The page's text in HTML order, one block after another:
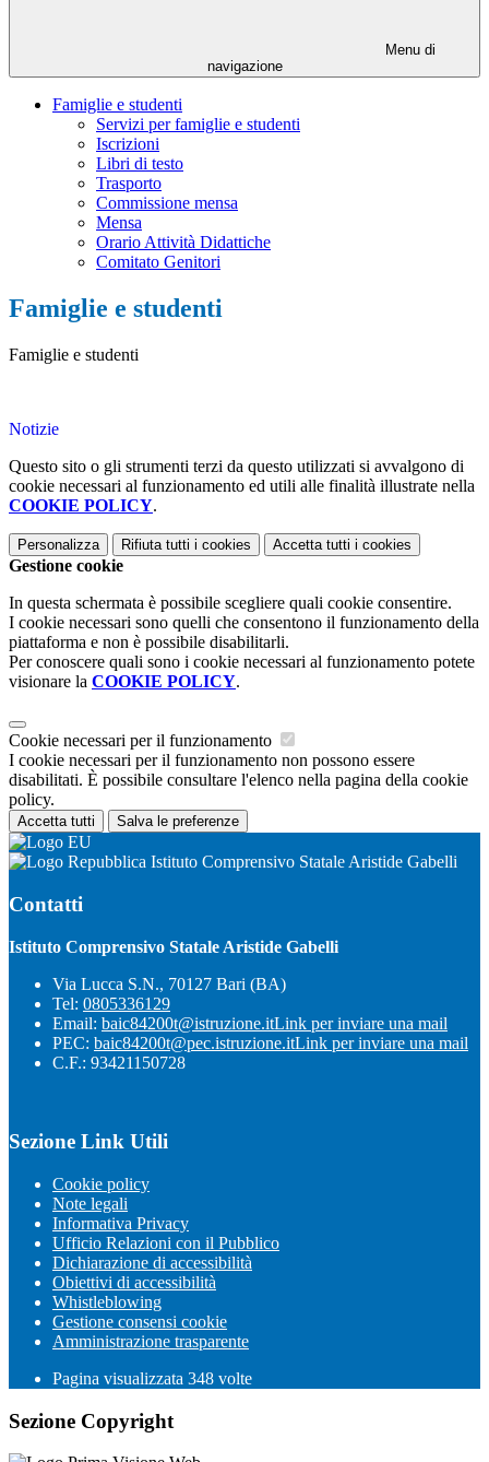
Menu di
navigazione
Famiglie e studenti
Servizi per famiglie e studenti
Iscrizioni
Libri di testo
Trasporto
Commissione mensa
Mensa
Orario Attività Didattiche
Comitato Genitori
Famiglie e studenti
Famiglie e studenti
Notizie
Questo sito o gli strumenti terzi da questo utilizzati si avvalgono di
cookie necessari al funzionamento ed utili alle finalità illustrate nella
COOKIE POLICY.
Personalizza Rifiuta tutti i cookies Accetta tutti i cookies
Gestione cookie
In questa schermata è possibile scegliere quali cookie consentire.
I cookie necessari sono quelli che consentono il funzionamento della
piattaforma e non è possibile disabilitarli.
Per conoscere quali sono i cookie necessari al funzionamento potete
visionare la COOKIE POLICY.
Cookie necessari per il funzionamento
I cookie necessari per il funzionamento non possono essere
disabilitati. È possibile consultare l'elenco nella pagina della cookie
policy.
Accetta tutti Salva le preferenze
Istituto Comprensivo Statale Aristide Gabelli
Contatti
Istituto Comprensivo Statale Aristide Gabelli
Via Lucca S.N., 70127 Bari (BA)
Tel: 0805336129
Email: baic84200t@istruzione.itLink per inviare una mail
PEC: baic84200t@pec.istruzione.itLink per inviare una mail
C.F.: 93421150728
Sezione Link Utili
Cookie policy
Note legali
Informativa Privacy
Ufficio Relazioni con il Pubblico
Dichiarazione di accessibilità
Obiettivi di accessibilità
Whistleblowing
Gestione consensi cookie
Amministrazione trasparente
Pagina visualizzata 348 volte
Sezione Copyright